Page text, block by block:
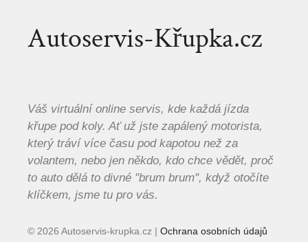
Autoservis-Křupka.cz
Váš virtuální online servis, kde každá jízda
křupe pod koly. Ať už jste zapálený motorista,
který tráví více času pod kapotou než za
volantem, nebo jen někdo, kdo chce vědět, proč
to auto dělá to divné "brum brum", když otočíte
klíčkem, jsme tu pro vás.
© 2026 Autoservis-krupka.cz | Ochrana osobních údajů